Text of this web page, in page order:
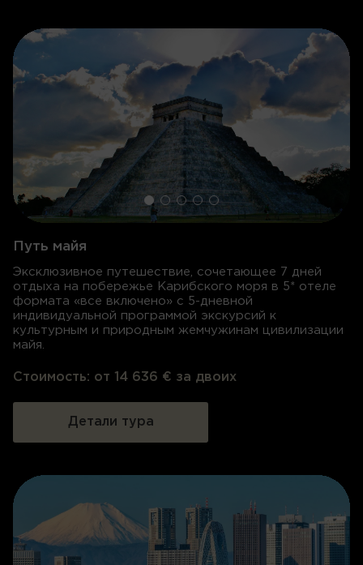
Путь майя
Эксклюзивное путешествие, сочетающее 7 дней
отдыха на побережье Карибского моря в 5* отеле
формата «все включено» с 5-дневной
индивидуальной программой экскурсий к
культурным и природным жемчужинам цивилизации
майя.
Стоимость: от 14 636 € за двоих
Детали тура